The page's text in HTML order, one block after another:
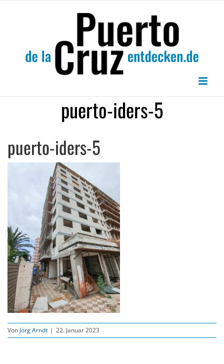
puerto-iders-5
puerto-iders-5
Von Jörg Arndt | 22. Januar 2023